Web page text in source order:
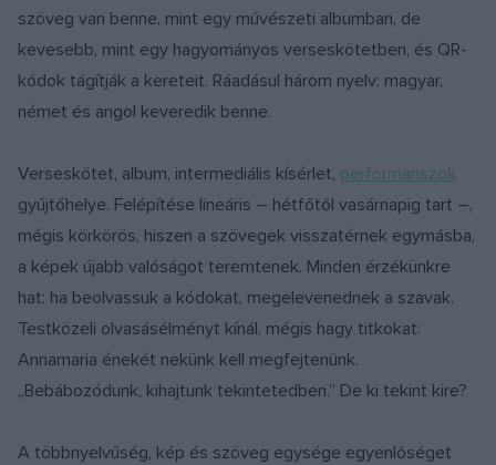
szöveg van benne, mint egy művészeti albumban, de
kevesebb, mint egy hagyományos verseskötetben, és QR-
kódok tágítják a kereteit. Ráadásul három nyelv: magyar,
német és angol keveredik benne.
Verseskötet, album, intermediális kísérlet, performanszok
gyűjtőhelye. Felépítése lineáris – hétfőtől vasárnapig tart –,
mégis körkörös, hiszen a szövegek visszatérnek egymásba,
a képek újabb valóságot teremtenek. Minden érzékünkre
hat: ha beolvassuk a kódokat, megelevenednek a szavak.
Testközeli olvasásélményt kínál, mégis hagy titkokat:
Annamaria énekét nekünk kell megfejtenünk.
„Bebábozódunk, kihajtunk tekintetedben.” De ki tekint kire?
A többnyelvűség, kép és szöveg egysége egyenlőséget